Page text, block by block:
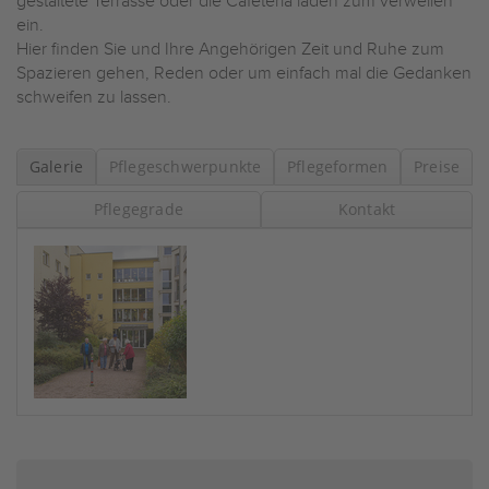
ein.
Hier finden Sie und Ihre Angehörigen Zeit und Ruhe zum
Spazieren gehen, Reden oder um einfach mal die Gedanken
schweifen zu lassen.
Galerie Pflegeschwerpunkte Pflegeformen Preise
Pflegegrade Kontakt